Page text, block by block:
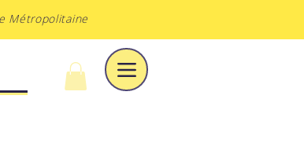
Métropolitaine